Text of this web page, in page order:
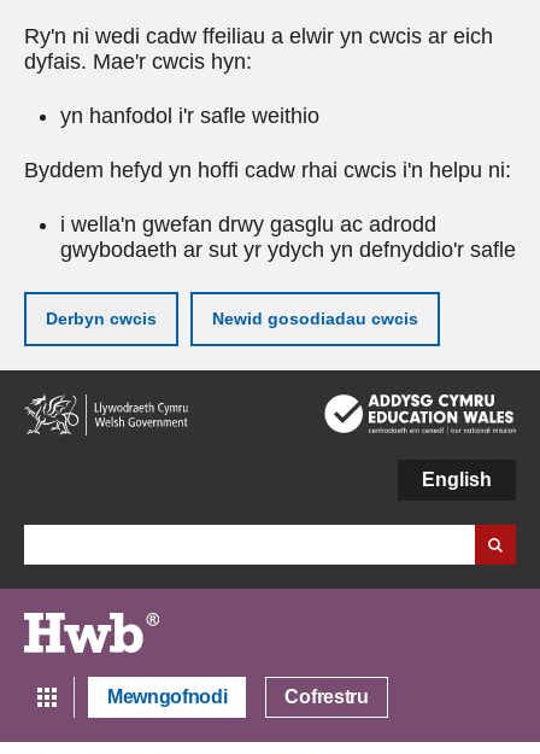
Ry'n ni wedi cadw ffeiliau a elwir yn cwcis ar eich
dyfais. Mae'r cwcis hyn:
yn hanfodol i'r safle weithio
Byddem hefyd yn hoffi cadw rhai cwcis i'n helpu ni:
i wella'n gwefan drwy gasglu ac adrodd
gwybodaeth ar sut yr ydych yn defnyddio'r safle
Derbyn cwcis Newid gosodiadau cwcis
Neidio
i'r
prif
English
Mewngofnodi Cofrestru